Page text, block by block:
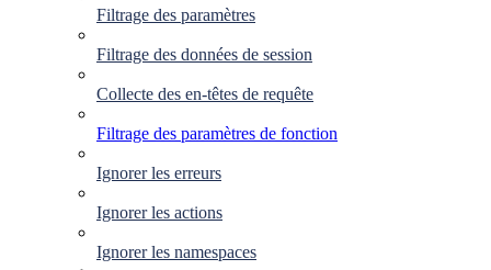
Filtrage des paramètres
Filtrage des données de session
Collecte des en-têtes de requête
Filtrage des paramètres de fonction
Ignorer les erreurs
Ignorer les actions
Ignorer les namespaces